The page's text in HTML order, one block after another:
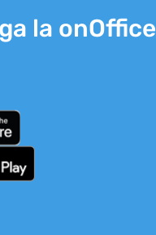
la onOffice